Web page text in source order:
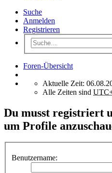
Suche
Anmelden
Registrieren
Foren-Übersicht
Aktuelle Zeit:
Alle Zeiten sind
Du musst registriert
um Profile
Benutzername: